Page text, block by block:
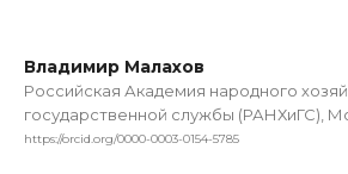
Владимир Малахов
Российская Академия народного
государственной службы (РАНХиГС),
https://orcid.org/0000-0003-0154-5785